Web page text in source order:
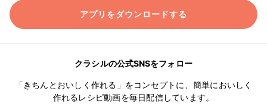
アプリをダウンロードする
クラシルの公式SNSをフォロー
「きちんとおいしく作れる」をコンセプトに、簡単においしく
作れるレシピ動画を毎日配信しています。